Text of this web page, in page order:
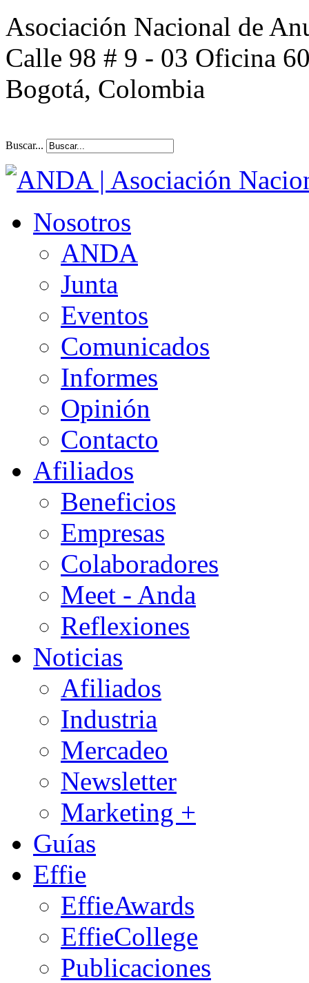
Asociación Nacional de
Calle 98 # 9 - 03 Oficina
Bogotá, Colombia
Buscar...
Nosotros
ANDA
Junta
Eventos
Comunicados
Informes
Opinión
Contacto
Afiliados
Beneficios
Empresas
Colaboradores
Meet - Anda
Reflexiones
Noticias
Afiliados
Industria
Mercadeo
Newsletter
Marketing +
Guías
Effie
EffieAwards
EffieCollege
Publicaciones